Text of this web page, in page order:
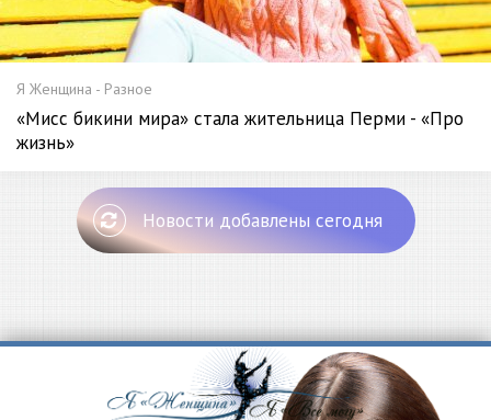
Я Женщина - Разное
«Мисс бикини мира» стала жительница Перми - «Про
жизнь»
Новости добавлены сегодня